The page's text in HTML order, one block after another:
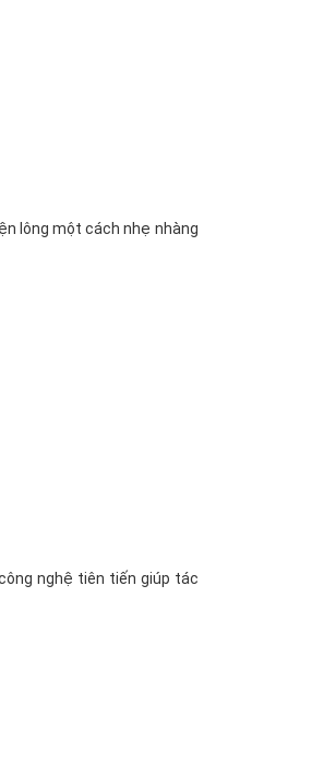
lông một cách nhẹ nhàng
nghệ tiên tiến giúp tác